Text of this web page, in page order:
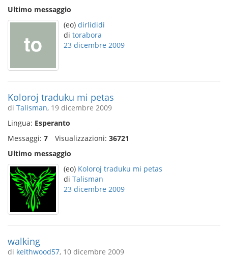
Ultimo messaggio
(eo) dirlididi
di torabora
23 dicembre 2009
Koloroj traduku mi petas
di Talisman, 19 dicembre 2009
Lingua: Esperanto
Messaggi: 7 Visualizzazioni: 36721
Ultimo messaggio
(eo) Koloroj traduku mi petas
di Talisman
23 dicembre 2009
walking
di keithwood57, 10 dicembre 2009